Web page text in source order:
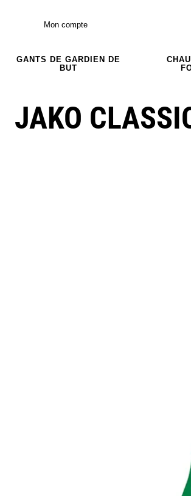
Mon compte
GANTS DE GARDIEN DE
BUT
JAKO